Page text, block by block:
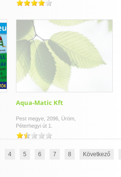
Aqua-Matic Kft
Pest megye, 2096, Üröm,
Péterhegyi út 1.
4 5 6 7 8 Következő